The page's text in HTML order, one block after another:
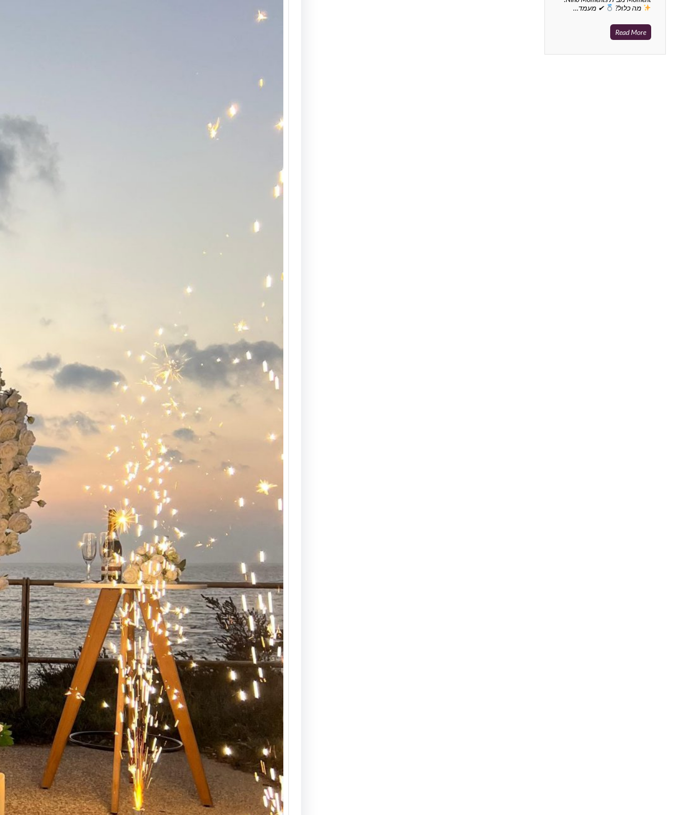
מה כלול?
✔ מעמד…
Read More
הצעת נישואין בפארק
המחצבה קיסריה:
מדריך מלא
הצעת נישואין בפארק
המחצבה קיסריה היא אחת
האפשרויות הרומנטיות
והמרשימות…